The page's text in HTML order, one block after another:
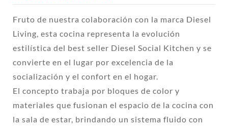
Fruto de nuestra colaboración con la marca Diesel
Living, esta cocina representa la evolución
estilística del best seller Diesel Social Kitchen y se
convierte en el lugar por excelencia de la
socialización y el confort en el hogar.
El concepto trabaja por bloques de color y
materiales que fusionan el espacio de la cocina con
la sala de estar, brindando un sistema fluido con